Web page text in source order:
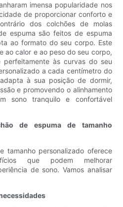
imensa popularidade nos
de proporcionar conforto e
dos colchões de molas
espuma são feitos de espuma
ao formato do seu corpo. Este
ao calor e ao peso do seu corpo,
às curvas do seu
a cada centímetro do
à sua posição de dormir,
e promovendo o alinhamento
sono tranquilo e confortável
de espuma de tamanho
tamanho personalizado oferece
que podem melhorar
de sono. Vamos analisar